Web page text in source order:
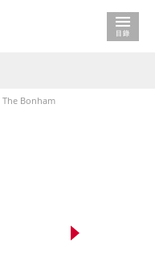
The Bonham